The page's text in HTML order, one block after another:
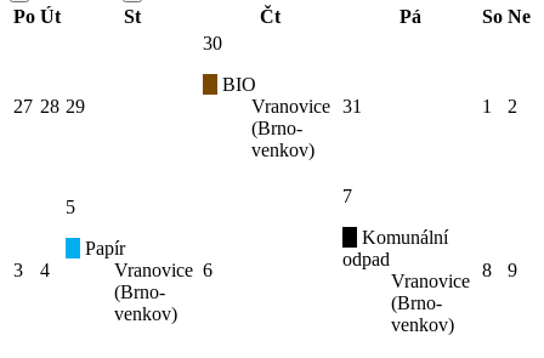
Po Út St Čt Pá So Ne
27 28 29
30
BIO
Vranovice
(Brno-
venkov)
31 1 2
3 4
5
Papír
Vranovice
(Brno-
venkov)
6
7
Komunální
odpad
Vranovice
(Brno-
venkov)
8 9